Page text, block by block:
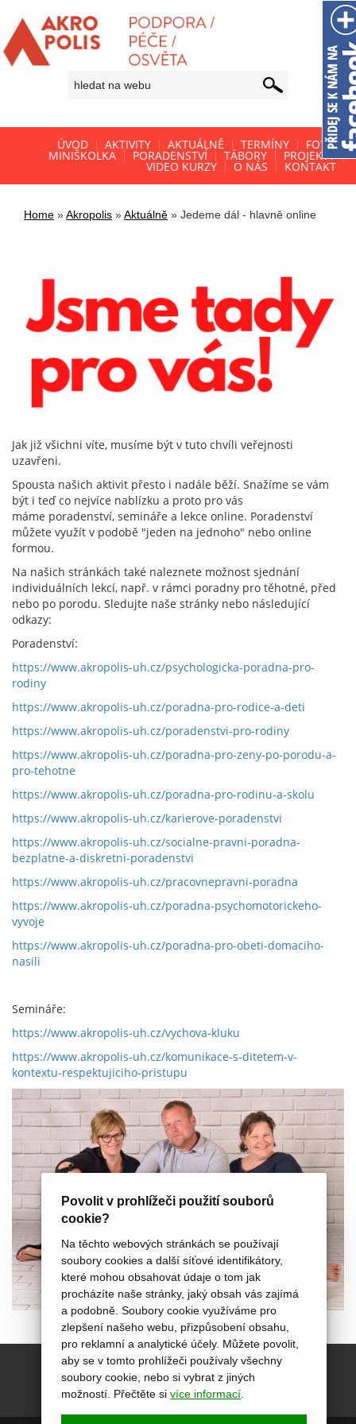
Povolit v prohlížeči použití souborů
cookie?
Na těchto webových stránkách se používají
soubory cookies a další síťové identifikátory,
které mohou obsahovat údaje o tom jak
procházíte naše stránky, jaký obsah vás zajímá
a podobně. Soubory cookie využíváme pro
zlepšení našeho webu, přizpůsobení obsahu,
pro reklamní a analytické účely. Můžete povolit,
aby se v tomto prohlížeči používaly všechny
soubory cookie, nebo si vybrat z jiných
možností. Přečtěte sivíce informací
ÚVOD AKTIVITY AKTUÁLNĚ TERMÍNY FOTO
MINIŠKOLKA PORADENSTVÍ TÁBORY PROJEKTY
VIDEO KURZY O NÁS KONTAKT
Home »Akropolis »Aktuálně » Jedeme dál - hlavně online
Jak již všichni víte, musíme být v tuto chvíli veřejnosti
uzavřeni.
Spousta našich aktivit přesto i nadále běží. Snažíme se vám
být i teď co nejvíce nablízku a proto pro vás
máme poradenství, semináře a lekce online. Poradenství
můžete využít v podobě "jeden na jednoho" nebo online
formou.
Na našich stránkách také naleznete možnost sjednání
individuálních lekcí, např. v rámci poradny pro těhotné, před
nebo po porodu. Sledujte naše stránky nebo následující
odkazy:
Poradenství:
https://www.akropolis-uh.cz/psychologicka-poradna-pro-
rodiny
https://www.akropolis-uh.cz/poradna-pro-rodice-a-deti
https://www.akropolis-uh.cz/poradenstvi-pro-rodiny
https://www.akropolis-uh.cz/poradna-pro-zeny-po-porodu-a-
pro-tehotne
https://www.akropolis-uh.cz/poradna-pro-rodinu-a-skolu
https://www.akropolis-uh.cz/karierove-poradenstvi
https://www.akropolis-uh.cz/socialne-pravni-poradna-
bezplatne-a-diskretni-poradenstvi
https://www.akropolis-uh.cz/pracovnepravni-poradna
https://www.akropolis-uh.cz/poradna-psychomotorickeho-
vyvoje
https://www.akropolis-uh.cz/poradna-pro-obeti-domaciho-
nasili
Semináře:
https://www.akropolis-uh.cz/vychova-kluku
https://www.akropolis-uh.cz/komunikace-s-ditetem-v-
kontextu-respektujiciho-pristupu